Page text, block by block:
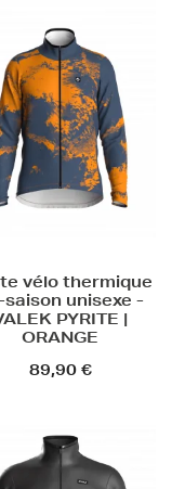
vélo thermique
saison unisexe -
PYRITE |
ORANGE
89,90 €